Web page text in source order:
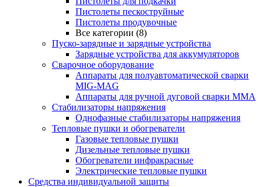
Пистолеты пескоструйные
Пистолеты продувочные
Все категории (8)
Пуско-зарядные и зарядные устройства
Зарядные устройства для аккумуляторов
Сварочное оборудование
Аппараты для полуавтоматической сварки
MIG-MAG
Аппараты для ручной дуговой сварки MMA
Стабилизаторы напряжения
Однофазные стабилизаторы напряжения
Тепловые пушки и обогреватели
Газовые тепловые пушки
Дизельные тепловые пушки
Обогреватели инфракрасные
Электрические тепловые пушки
Средства индивидуальной защиты